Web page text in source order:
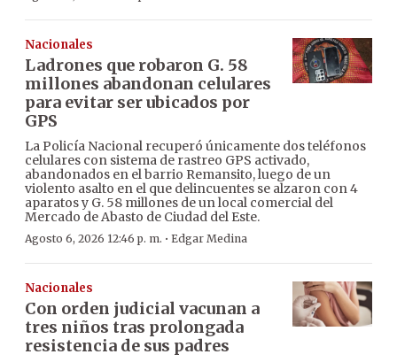
Nacionales
Ladrones que robaron G. 58
millones abandonan celulares
para evitar ser ubicados por
GPS
La Policía Nacional recuperó únicamente dos teléfonos
celulares con sistema de rastreo GPS activado,
abandonados en el barrio Remansito, luego de un
violento asalto en el que delincuentes se alzaron con 4
aparatos y G. 58 millones de un local comercial del
Mercado de Abasto de Ciudad del Este.
Agosto 6, 2026 12:46 p. m. · Edgar Medina
Nacionales
Con orden judicial vacunan a
tres niños tras prolongada
resistencia de sus padres